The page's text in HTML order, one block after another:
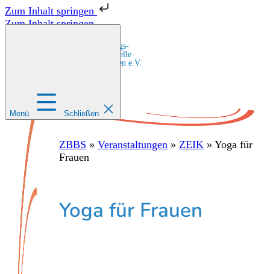
Zum Inhalt springen
Zum Inhalt springen
Zentrale Bildungs-
und Beratungsstelle
für Migrant:innen e.V.
Menü Schließen
ZBBS » Veranstaltungen » ZEIK » Yoga für
Frauen
Yoga für Frauen